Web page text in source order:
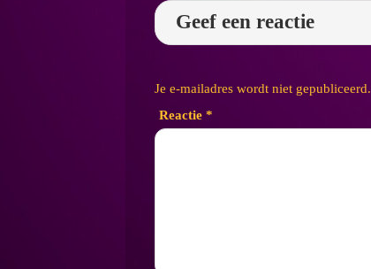
Geef een reactie
Je e-mailadres wordt niet gepubliceerd.
Reactie *